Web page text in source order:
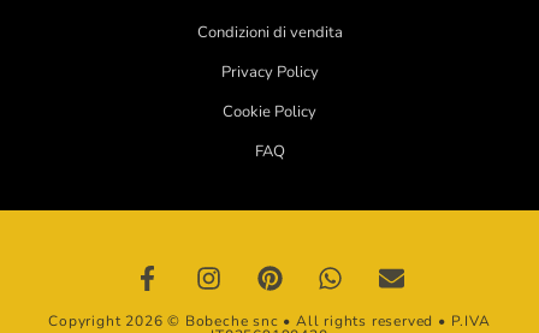
Condizioni di vendita
Privacy Policy
Cookie Policy
FAQ
Copyright 2026 © Bobeche snc • All rights reserved • P.IVA